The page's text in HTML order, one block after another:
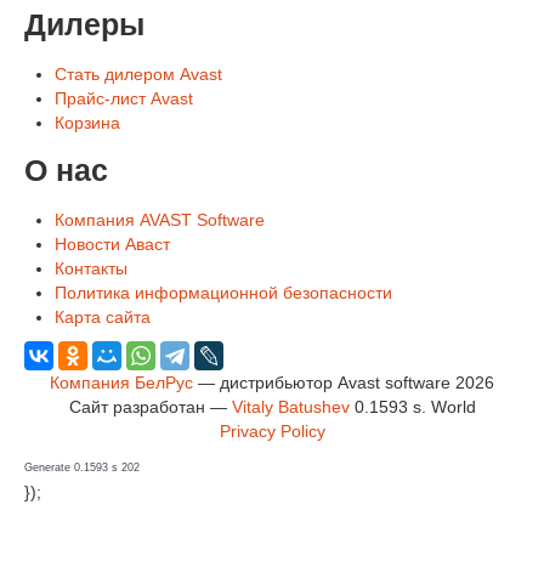
Дилеры
Стать дилером Avast
Прайс-лист Avast
Корзина
О нас
Компания AVAST Software
Новости Аваст
Контакты
Политика информационной безопасности
Карта сайта
Компания БелРус — дистрибьютор Avast software 2026
Сайт разработан — Vitaly Batushev0.1593 s. World
Privacy Policy
Generate 0.1593 s 202
});